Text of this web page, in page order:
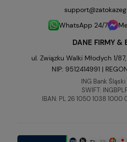
WhatsApp 24/7
DANE FIRMY &
ul. Związku Walki Młodych 1/
NIP: 9512414991 |
ING Bank Śląski
SWIFT:
IBAN: PL 26 1050 1038